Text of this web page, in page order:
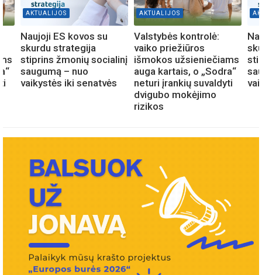
AKTUALIJOS
Naujoji ES kovos su
skurdu strategija
stiprins žmonių socialinį
saugumą – nuo
vaikystės iki senatvės
AKTUALIJOS
Valstybės kontrolė:
vaiko priežiūros
išmokos užsieniečiams
auga kartais, o „Sodra“
neturi įrankių suvaldyti
dvigubo mokėjimo
rizikos